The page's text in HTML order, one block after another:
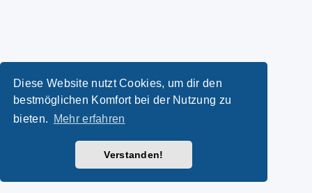
Diese Website nutzt Cookies, um dir den
bestmöglichen Komfort bei der Nutzung zu
bieten.
Mehr erfahren
Verstanden!